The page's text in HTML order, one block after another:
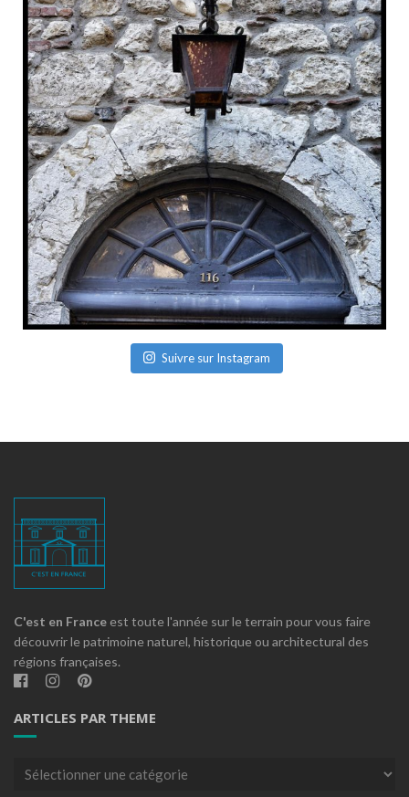
Suivre sur Instagram
C'est en France est toute l'année sur le terrain pour vous faire
découvrir le patrimoine naturel, historique ou architectural des
régions françaises.
ARTICLES PAR THEME
Articles